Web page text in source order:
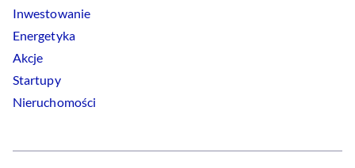
Inwestowanie
Energetyka
Akcje
Startupy
Nieruchomości